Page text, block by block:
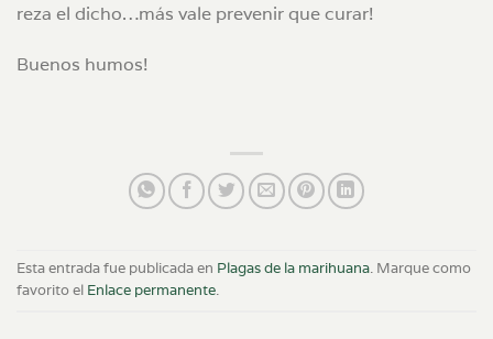
reza el dicho…más vale prevenir que curar!
Buenos humos!
Esta entrada fue publicada en Plagas de la marihuana. Marque como
favorito el Enlace permanente.